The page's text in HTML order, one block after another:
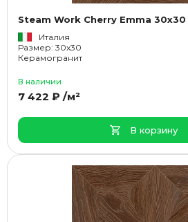
Steam Work Cherry Emma 30x30
Италия
Размер: 30x30
Керамогранит
В наличии
7 422 ₽ /м²
В корзину